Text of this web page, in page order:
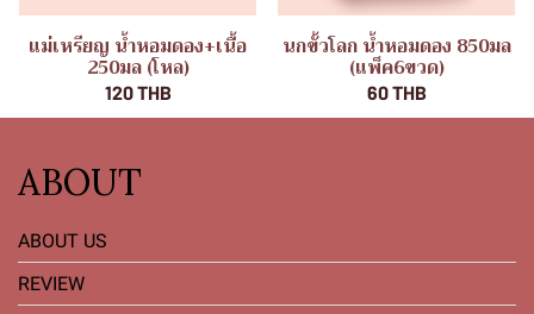
แม่เหรียญ น้ำหอมดอง+เนื้อ
250มล (โหล)
120 THB
นกขั้วโลก น้ำหอมดอง 850มล
(แพ็ค6ขวด)
60 THB
ABOUT
ABOUT US
REVIEW